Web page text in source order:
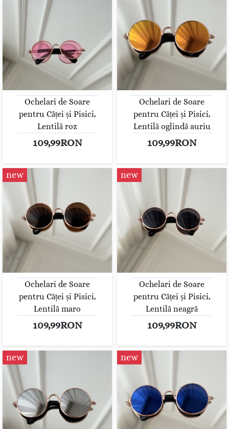
Ochelari de Soare
pentru Căței și Pisici,
Lentilă roz
109,99RON
Ochelari de Soare
pentru Căței și Pisici,
Lentilă oglindă auriu
109,99RON
new
Ochelari de Soare
pentru Căței și Pisici,
Lentilă maro
109,99RON
new
Ochelari de Soare
pentru Căței și Pisici,
Lentilă neagră
109,99RON
new new